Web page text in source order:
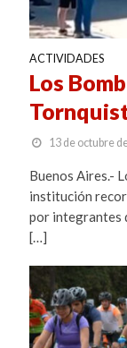
ACTIVIDADES
Los
13 de octubre
Buenos Aires.-
institución
por integrantes
[…]